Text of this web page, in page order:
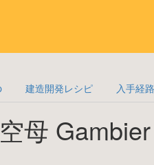
建造開発レシピ 入手経
母